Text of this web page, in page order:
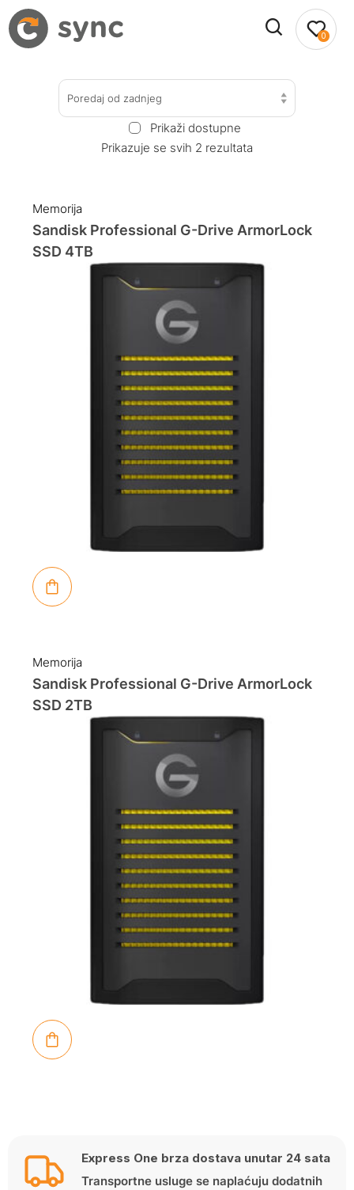
0
Poredaj od zadnjeg
Prikaži dostupne
Prikazuje se svih 2 rezultata
Memorija
Sandisk Professional G-Drive ArmorLock
SSD 4TB
Memorija
Sandisk Professional G-Drive ArmorLock
SSD 2TB
Express One brza dostava unutar 24 sata
Transportne usluge se naplaćuju dodatnih